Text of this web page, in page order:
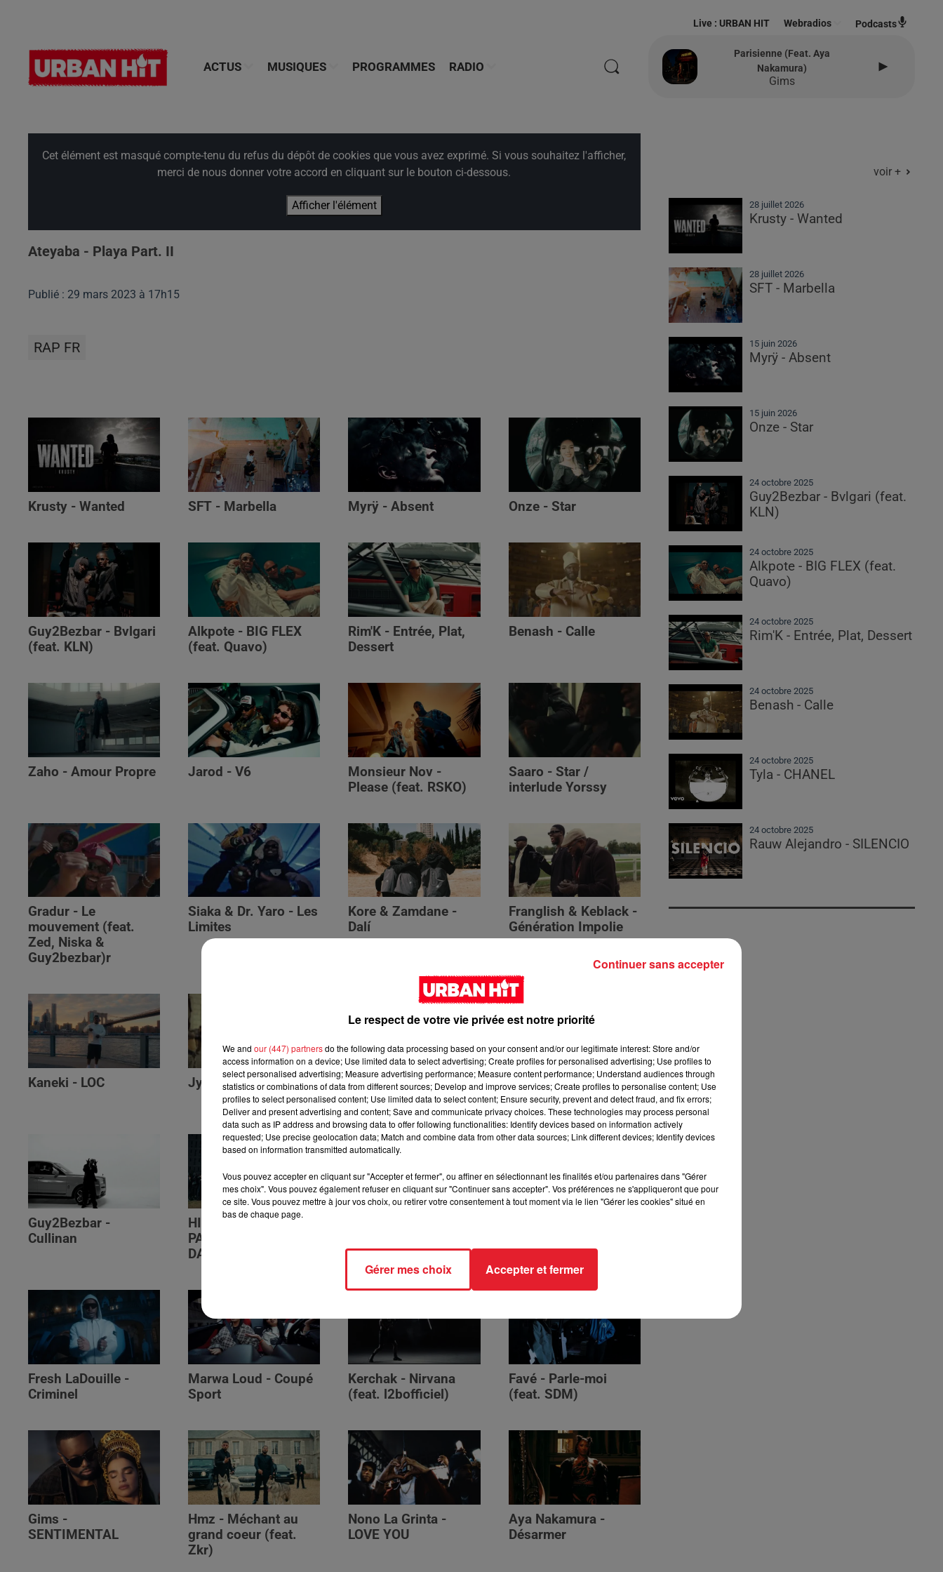
ACTUS MUSIQUES PROGRAMMES RADIO
Live : URBAN HIT Webradios Podcasts
Parisienne (feat. Aya
Nakamura)
Gims
Cet élément est masqué compte-tenu du refus du dépôt de cookies que vous avez exprimé. Si vous souhaitez l'afficher,
merci de nous donner votre accord en cliquant sur le bouton ci-dessous.
Afficher l'élément
Ateyaba - Playa Part. II
Publié : 29 mars 2023 à 17h15
RAP FR
Krusty - Wanted SFT - Marbella Myrÿ - Absent Onze - Star
Guy2Bezbar - Bvlgari
(feat. KLN)
Alkpote - BIG FLEX
(feat. Quavo)
Rim'K - Entrée, Plat,
Dessert
Benash - Calle
Zaho - Amour Propre Jarod - V6
Monsieur Nov‬ -
Please (feat. RSKO)
Saaro - Star /
interlude Yorssy
Gradur - Le
mouvement (feat.
Zed, Niska &
Guy2bezbar)r
Siaka & Dr. Yaro - Les
Limites
Kore & Zamdane -
Dalí
Franglish & Keblack -
Génération Impolie
Kaneki - LOC Jyeuhair - AH BON Zed - Loyal
Guy2Bezbar - Big
mama
Guy2Bezbar -
Cullinan
HIMRA, NINHO, NO
PAIN NO GAIN -
DANS LE DOS
Gradur & Dadi)
Fresh LaDouille -
Criminel
Marwa Loud - Coupé
Sport
Kerchak - Nirvana
(feat. ‪l2bofficiel‬)
Favé - Parle-moi
(feat. SDM)
Gims -
SENTIMENTAL
Hmz - Méchant au
grand coeur (feat.
Zkr)
Nono La Grinta -
LOVE YOU
Aya Nakamura -
Désarmer
voir +
28 juillet 2026
Krusty - Wanted
28 juillet 2026
SFT - Marbella
15 juin 2026
Myrÿ - Absent
15 juin 2026
Onze - Star
24 octobre 2025
Guy2Bezbar - Bvlgari (feat.
KLN)
24 octobre 2025
Alkpote - BIG FLEX (feat.
Quavo)
24 octobre 2025
Rim'K - Entrée, Plat, Dessert
24 octobre 2025
Benash - Calle
24 octobre 2025
Tyla - CHANEL
24 octobre 2025
Rauw Alejandro - SILENCIO
Le respect de votre vie privée est notre priorité
We and our (447) partnersdo the following data processing based on your consent and/or our legitimate interest: Store and/or
access information on a device; Use limited data to select advertising; Create profiles for personalised advertising; Use profiles to
select personalised advertising; Measure advertising performance; Measure content performance; Understand audiences through
statistics or combinations of data from different sources; Develop and improve services; Create profiles to personalise content; Use
profiles to select personalised content; Use limited data to select content; Ensure security, prevent and detect fraud, and fix errors;
Deliver and present advertising and content; Save and communicate privacy choices. These technologies may process personal
data such as IP address and browsing data to offer following functionalities: Identify devices based on information actively
requested; Use precise geolocation data; Match and combine data from other data sources; Link different devices; Identify devices
based on information transmitted automatically.
Vous pouvez accepter en cliquant sur "Accepter et fermer", ou affiner en sélectionnant les finalités et/ou partenaires dans "Gérer
mes choix". Vous pouvez également refuser en cliquant sur "Continuer sans accepter". Vos préférences ne s'appliqueront que pour
ce site. Vous pouvez mettre à jour vos choix, ou retirer votre consentement à tout moment via le lien "Gérer les cookies" situé en
bas de chaque page.
Gérer mes choix Accepter et fermer
Continuer sans accepter